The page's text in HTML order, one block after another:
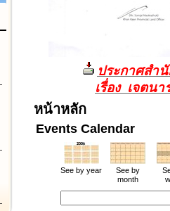
ประกาศสำ
เรื่อง เจตน
หน้าหลัก
Events Calendar
See by year
See by
month